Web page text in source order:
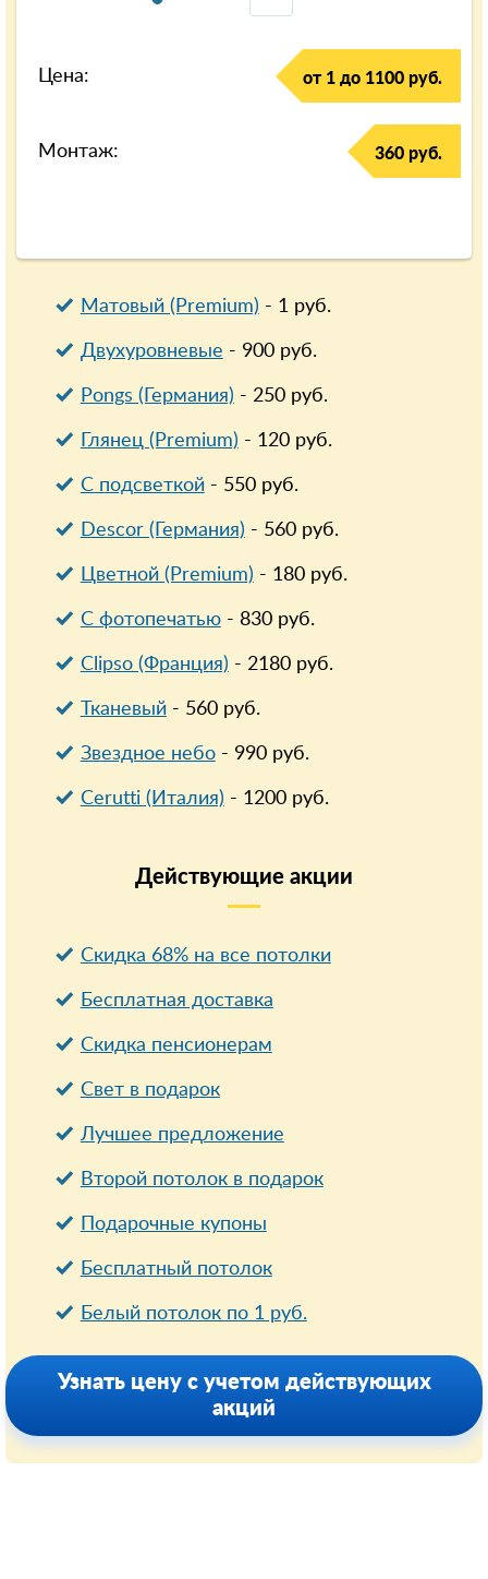
Цена: от 1 до 1100 руб.
Монтаж: 360 руб.
Матовый (Premium) - 1руб.
Двухуровневые - 900руб.
Pongs (Германия) - 250руб.
Глянец (Premium) - 120руб.
С подсветкой- 550руб.
Descor (Германия) - 560руб.
Цветной (Premium) - 180руб.
С фотопечатью- 830руб.
Clipso (Франция) - 2180руб.
Тканевый- 560руб.
Звездное небо- 990руб.
Cerutti (Италия) - 1200руб.
Действующие акции
Скидка 68% на все потолки
Бесплатная доставка
Cкидка пенсионерам
Свет в подарок
Лучшее предложение
Второй потолок в подарок
Подарочные купоны
Бесплатный потолок
Белый потолок по 1 руб.
Узнать цену с учетом действующих
акций